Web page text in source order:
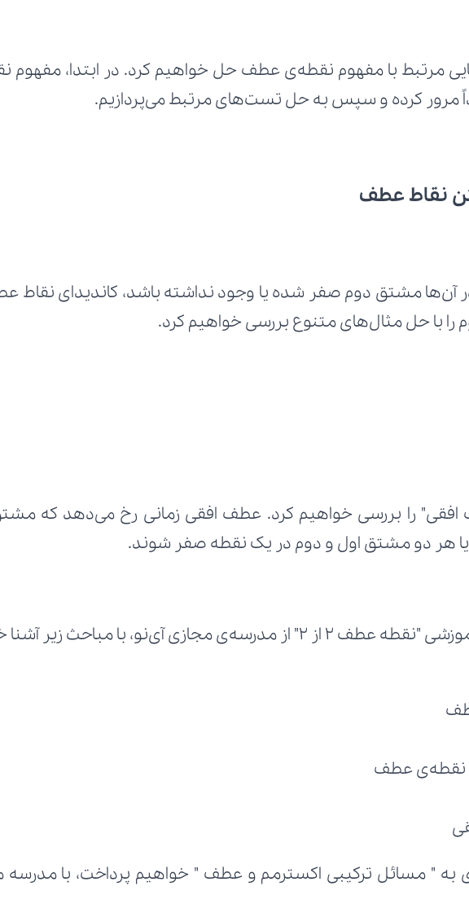
مرور کرده و سپس به حل تست‌های مرتبط می‌پردازیم.
نقاط عطف
را با حل مثال‌های متنوع بررسی خواهیم کرد.
هر دو مشتق اول و دوم در یک نقطه صفر شوند.
مجازی آی‌نو، با مباحث زیر آشنا خواهید شد:
نقطه‌ی عطف